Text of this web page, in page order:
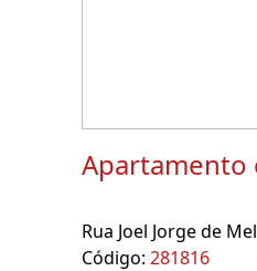
Apartamento
Rua Joel Jorge de
Código: 281816